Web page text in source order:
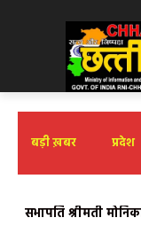
बड़ी ख़बर प्रदेश
जैनम बैद ने इरफान शेख